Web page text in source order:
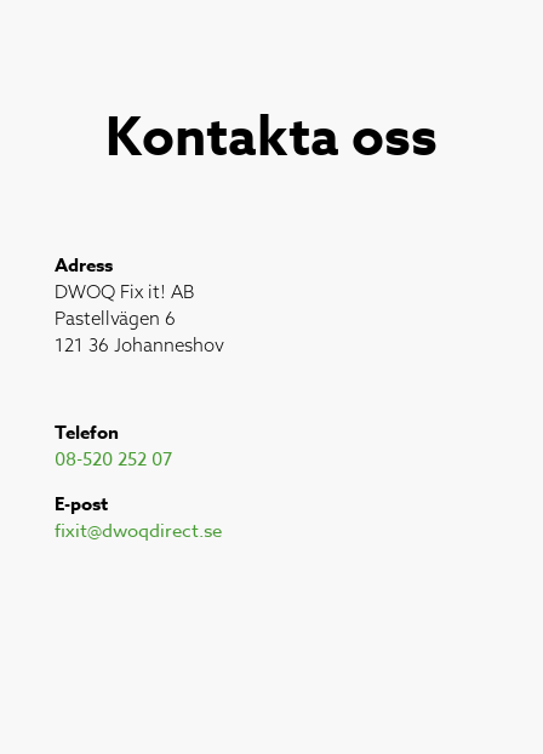
Kontakta oss
Adress
DWOQ Fix it! AB
Pastellvägen 6
121 36 Johanneshov
Telefon
08-520 252 07
E-post
fixit@dwoqdirect.se